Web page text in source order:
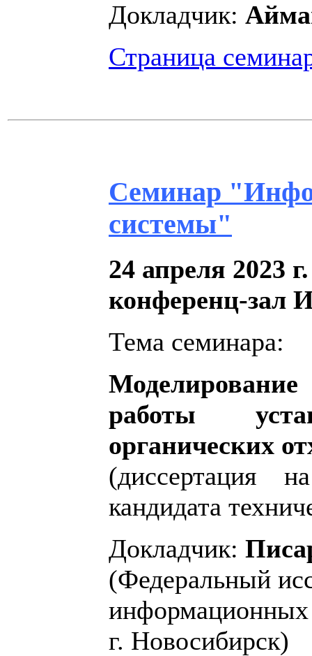
Докладчик:
Страница
Семинар
системы"
24 апреля 2023
конференц-
Тема семинара:
работы
органических
(диссертация
кандидата
Докладчик:
(Федеральный
информационных
г. Новосибирск)